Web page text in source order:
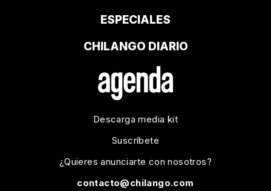
ESPECIALES
CHILANGO DIARIO
Descarga media kit
Suscríbete
¿Quieres anunciarte con nosotros?
contacto@chilango.com